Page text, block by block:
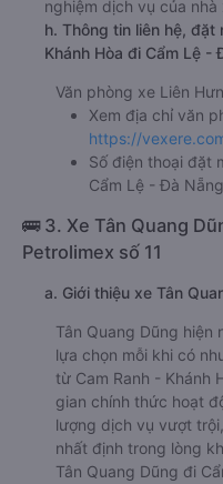
nghiệm dịch vụ của nhà
h. Thông tin liên hệ, đặt
Khánh Hòa đi Cẩm Lệ -
Văn phòng xe Liên
Xem địa chỉ văn
https://
Số điện thoại đặt
Cẩm Lệ - Đà
🚌 3. Xe Tân Quang
Petrolimex số 11
a. Giới thiệu xe Tân
Tân Quang Dũng
lựa chọn mỗi khi có
từ Cam Ranh - Khánh
gian chính thức hoạt
lượng dịch vụ vượt
nhất định trong lòng
Tân Quang Dũng đi